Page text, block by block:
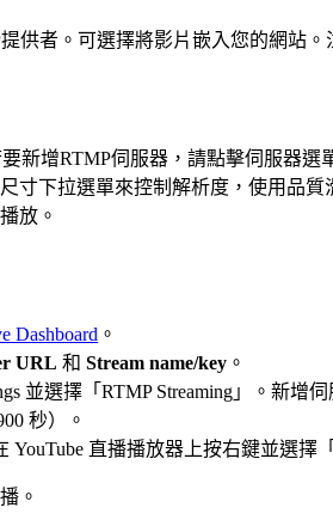
供者。可選擇將影片嵌入您的網站
新增RTMP伺服器，請點擊伺服器
寸下拉選單來控制解析度，使用品
放。
Dashboard 。
URL 和Stream name/key 。
並選擇「RTMP Streaming」。新增
秒）。
YouTube 直播播放器上按右鍵並選擇
。